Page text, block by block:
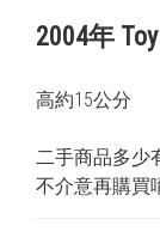
2004年
高約15公分
二手商品多少
不介意再購買